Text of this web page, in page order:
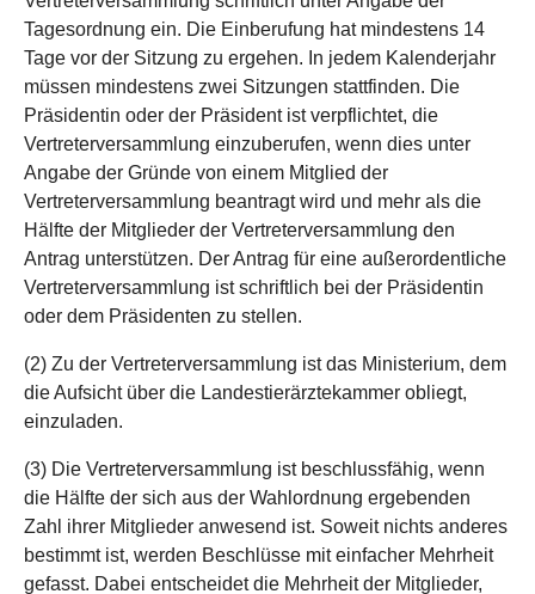
Tagesordnung ein. Die Einberufung hat mindestens 14
Tage vor der Sitzung zu ergehen. In jedem Kalenderjahr
müssen mindestens zwei Sitzungen stattfinden. Die
Präsidentin oder der Präsident ist verpflichtet, die
Vertreterversammlung einzuberufen, wenn dies unter
Angabe der Gründe von einem Mitglied der
Vertreterversammlung beantragt wird und mehr als die
Hälfte der Mitglieder der Vertreterversammlung den
Antrag unterstützen. Der Antrag für eine außerordentliche
Vertreterversammlung ist schriftlich bei der Präsidentin
oder dem Präsidenten zu stellen.
(2) Zu der Vertreterversammlung ist das Ministerium, dem
die Aufsicht über die Landestierärztekammer obliegt,
einzuladen.
(3) Die Vertreterversammlung ist beschlussfähig, wenn
die Hälfte der sich aus der Wahlordnung ergebenden
Zahl ihrer Mitglieder anwesend ist. Soweit nichts anderes
bestimmt ist, werden Beschlüsse mit einfacher Mehrheit
gefasst. Dabei entscheidet die Mehrheit der Mitglieder,